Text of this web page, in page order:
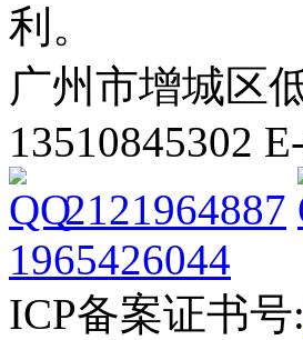
利。
广州市增城区
13510845302
2121964887
1965426044
ICP备案证书号: